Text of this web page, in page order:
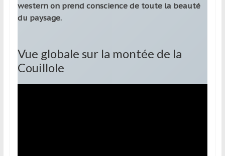
western on prend conscience de toute la beauté
du paysage.
Vue globale sur la montée de la
Couillole